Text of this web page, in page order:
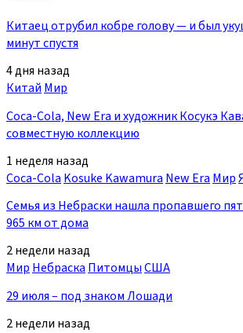
Китаец отрубил кобре голову — и был
минут спустя
4 дня назад
Китай Мир
Coca-Cola, New Era и художник Косукэ
совместную коллекцию
1 неделя назад
Coca-Cola Kosuke Kawamura New Era Мир
Семья из Небраски нашла пропавшего
965 км от дома
2 недели назад
МирНебраскаПитомцыСША
29 июля – под знаком Лошади
2 недели назад